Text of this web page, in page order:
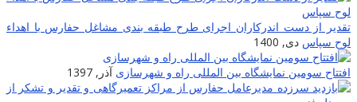
تقدیر از دست اندرکاران اجرای طرح طبقه بندی مشاغل حفارس با اهداء
لوح سپاس دی, 1400
افتتاح سومین نمایشگاه بین المللی راه و شهرسازی آذر, 1397